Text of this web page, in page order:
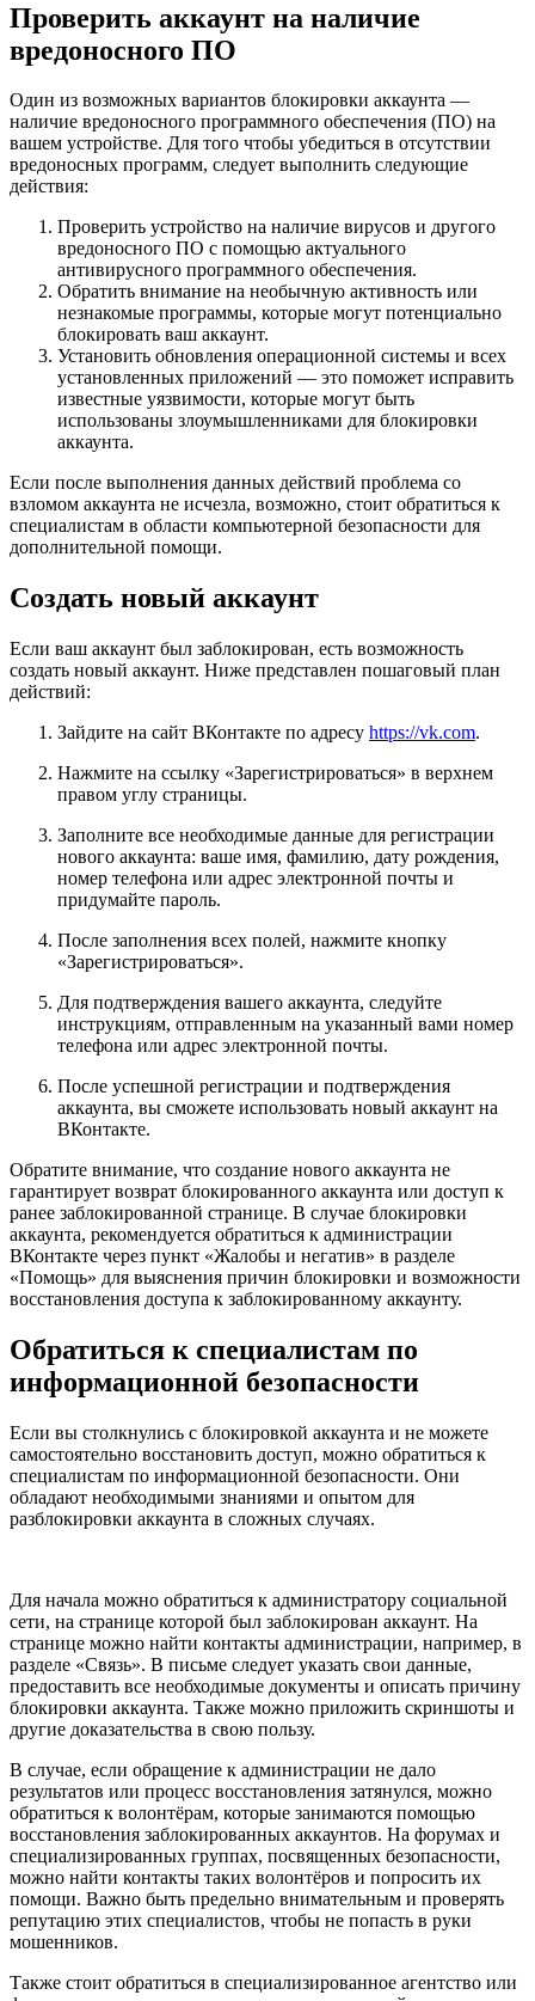
Проверить аккаунт на наличие
вредоносного ПО
Один из возможных вариантов блокировки аккаунта —
наличие вредоносного программного обеспечения (ПО) на
вашем устройстве. Для того чтобы убедиться в отсутствии
вредоносных программ, следует выполнить следующие
действия:
Проверить устройство на наличие вирусов и другого
вредоносного ПО с помощью актуального
антивирусного программного обеспечения.
Обратить внимание на необычную активность или
незнакомые программы, которые могут потенциально
блокировать ваш аккаунт.
Установить обновления операционной системы и всех
установленных приложений — это поможет исправить
известные уязвимости, которые могут быть
использованы злоумышленниками для блокировки
аккаунта.
Если после выполнения данных действий проблема со
взломом аккаунта не исчезла, возможно, стоит обратиться к
специалистам в области компьютерной безопасности для
дополнительной помощи.
Создать новый аккаунт
Если ваш аккаунт был заблокирован, есть возможность
создать новый аккаунт. Ниже представлен пошаговый план
действий:
Зайдите на сайт ВКонтакте по адресу https://vk.com.
Нажмите на ссылку «Зарегистрироваться» в верхнем
правом углу страницы.
Заполните все необходимые данные для регистрации
нового аккаунта: ваше имя, фамилию, дату рождения,
номер телефона или адрес электронной почты и
придумайте пароль.
После заполнения всех полей, нажмите кнопку
«Зарегистрироваться».
Для подтверждения вашего аккаунта, следуйте
инструкциям, отправленным на указанный вами номер
телефона или адрес электронной почты.
После успешной регистрации и подтверждения
аккаунта, вы сможете использовать новый аккаунт на
ВКонтакте.
Обратите внимание, что создание нового аккаунта не
гарантирует возврат блокированного аккаунта или доступ к
ранее заблокированной странице. В случае блокировки
аккаунта, рекомендуется обратиться к администрации
ВКонтакте через пункт «Жалобы и негатив» в разделе
«Помощь» для выяснения причин блокировки и возможности
восстановления доступа к заблокированному аккаунту.
Обратиться к специалистам по
информационной безопасности
Если вы столкнулись с блокировкой аккаунта и не можете
самостоятельно восстановить доступ, можно обратиться к
специалистам по информационной безопасности. Они
обладают необходимыми знаниями и опытом для
разблокировки аккаунта в сложных случаях.
Для начала можно обратиться к администратору социальной
сети, на странице которой был заблокирован аккаунт. На
странице можно найти контакты администрации, например, в
разделе «Связь». В письме следует указать свои данные,
предоставить все необходимые документы и описать причину
блокировки аккаунта. Также можно приложить скриншоты и
другие доказательства в свою пользу.
В случае, если обращение к администрации не дало
результатов или процесс восстановления затянулся, можно
обратиться к волонтёрам, которые занимаются помощью
восстановления заблокированных аккаунтов. На форумах и
специализированных группах, посвященных безопасности,
можно найти контакты таких волонтёров и попросить их
помощи. Важно быть предельно внимательным и проверять
репутацию этих специалистов, чтобы не попасть в руки
мошенников.
Также стоит обратиться в специализированное агентство или